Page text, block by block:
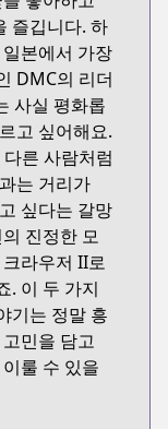
즐깁니다. 하
본에서 가장
DMC의 리더
사실 평화롭
고 싶어해요.
른 사람처럼
는 거리가
싶다는 갈망
진정한 모
라우저 II로
. 이 두 가지
기는 정말 흥
민을 담고
룰 수 있을